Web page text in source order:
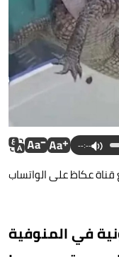
--:--
قناة عكاظ على الواتساب
في المنوفية